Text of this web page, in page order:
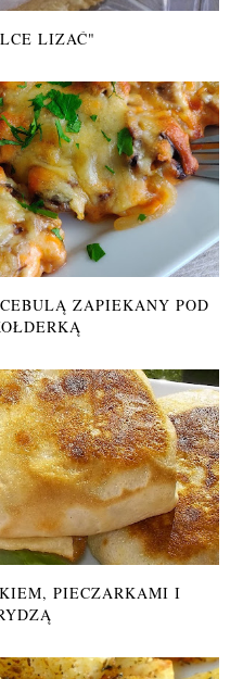
LIZAĆ"
ZAPIEKANY POD
PIECZARKAMI I